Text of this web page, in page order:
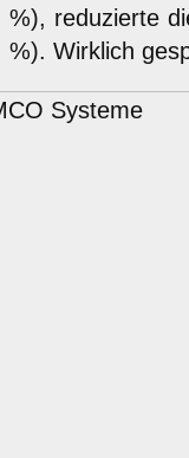
%), reduzierte
%). Wirklich